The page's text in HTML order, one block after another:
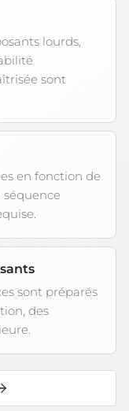
lourds,
sont
en fonction de
sont préparés
des